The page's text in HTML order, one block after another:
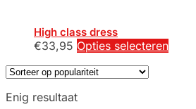
High class dress
€33,95 Opties selecterenDit
Enig resultaat